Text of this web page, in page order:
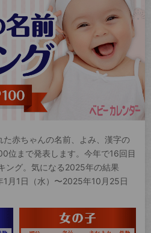
赤ちゃんの名前、よみ、漢字の
位まで発表します。今年で16回目
ング。気になる2025年の結果
月1日（水）〜2025年10月25日